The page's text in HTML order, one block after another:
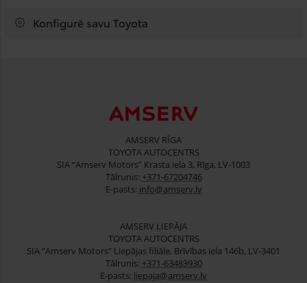
Konfigurē savu Toyota
AMSERV RĪGA
TOYOTA AUTOCENTRS
SIA “Amserv Motors” Krasta iela 3, Rīga, LV-1003
Tālrunis: +371-67204746
E-pasts: info@amserv.lv
AMSERV LIEPĀJA
TOYOTA AUTOCENTRS
SIA “Amserv Motors” Liepājas filiāle, Brīvības iela 146b, LV-3401
Tālrunis: +371-63483930
E-pasts: liepaja@amserv.lv